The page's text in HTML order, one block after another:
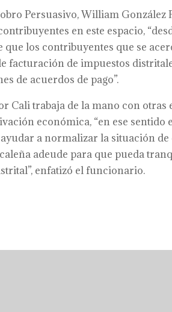
Persuasivo, William González
en este espacio,
que los contribuyentes que se
facturación de impuestos
de acuerdos de pago”.
Cali trabaja de la mano con otras
económica, “en ese sentido
a normalizar la situación de
adeude para que pueda
enfatizó el funcionario.